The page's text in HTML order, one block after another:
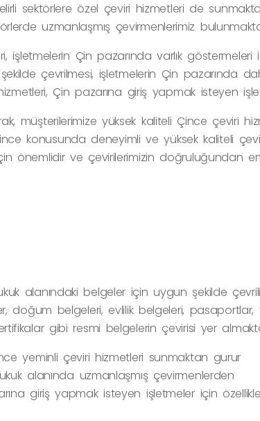
sektörlere özel çeviri hizmetleri de
uzmanlaşmış çevirmenlerimiz
işletmelerin Çin pazarında varlık göstermeleri
çevrilmesi, işletmelerin Çin pazarında
Çin pazarına giriş yapmak isteyen
müşterilerimize yüksek kaliteli Çince çeviri
konusunda deneyimli ve yüksek kaliteli
önemlidir ve çevirilerimizin doğruluğundan
alanındaki belgeler için uygun şekilde
doğum belgeleri, evlilik belgeleri, pasaportlar,
gibi resmi belgelerin çevirisi yer
yeminli çeviri hizmetleri sunmaktan gurur
alanında uzmanlaşmış çevirmenlerden
giriş yapmak isteyen işletmeler için özellikle